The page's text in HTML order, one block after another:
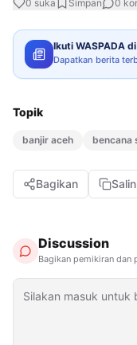
0 suka Simpan 0
Ikuti WASPADA
Dapatkan berita
Topik
banjir aceh bencana
Bagikan
Discussion
Bagikan pemikiran dan